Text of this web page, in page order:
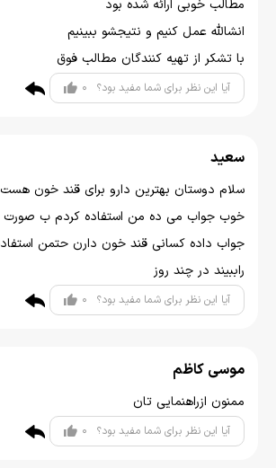
مطالب خوبی ارائه شده بود
انشالله عمل کنیم و نتیجشو ببینیم
با تشکر از تهیه کنندگان مطالب فوق
آیا این نظر برای شما مفید بود؟ 0
سعید
سلام دوستان بهترین دارو برای قند خون
خوب جواب می ده من استفاده کردم ب
جواب داده کسانی قند خون دارن حتمن
راببیند در چند روز
آیا این نظر برای شما مفید بود؟ 0
موسی کاظم
ممنون ازراهنمایی تان
آیا این نظر برای شما مفید بود؟ 0